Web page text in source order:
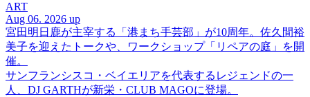
ART
Aug 06. 2026 up
宮田明日鹿が主宰する「港まち手芸部」が10周年。佐久間裕
美子を迎えたトークや、ワークショップ「リペアの庭」を開
催。
サンフランシスコ・ベイエリアを代表するレジェンドの一
人、DJ GARTHが新栄・CLUB MAGOに登場。